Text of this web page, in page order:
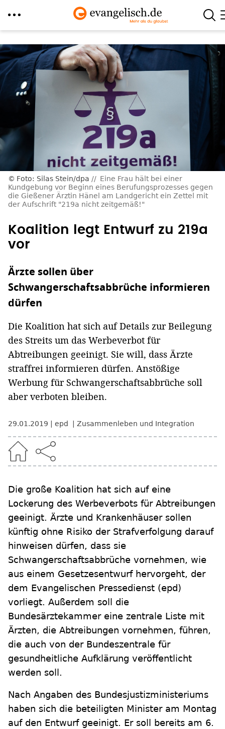
zum
Inhalt
Foto: Silas Stein/dpa
Eine Frau hält bei einer
Kundgebung vor Beginn eines Berufungsprozesses gegen
die Gießener Ärztin Hänel am Landgericht ein Zettel mit
der Aufschrift "219a nicht zeitgemäß!"
Koalition legt Entwurf zu 219a
vor
Ärzte sollen über
Schwangerschaftsabbrüche informieren
dürfen
Die Koalition hat sich auf Details zur Beilegung
des Streits um das Werbeverbot für
Abtreibungen geeinigt. Sie will, dass Ärzte
straffrei informieren dürfen. Anstößige
Werbung für Schwangerschaftsabbrüche soll
aber verboten bleiben.
29.01.2019 epd Zusammenleben und Integration
Die große Koalition hat sich auf eine
Lockerung des Werbeverbots für Abtreibungen
geeinigt. Ärzte und Krankenhäuser sollen
künftig ohne Risiko der Strafverfolgung darauf
hinweisen dürfen, dass sie
Schwangerschaftsabbrüche vornehmen, wie
aus einem Gesetzesentwurf hervorgeht, der
dem Evangelischen Pressedienst (epd)
vorliegt. Außerdem soll die
Bundesärztekammer eine zentrale Liste mit
Ärzten, die Abtreibungen vornehmen, führen,
die auch von der Bundeszentrale für
gesundheitliche Aufklärung veröffentlicht
werden soll.
Nach Angaben des Bundesjustizministeriums
haben sich die beteiligten Minister am Montag
auf den Entwurf geeinigt. Er soll bereits am 6.